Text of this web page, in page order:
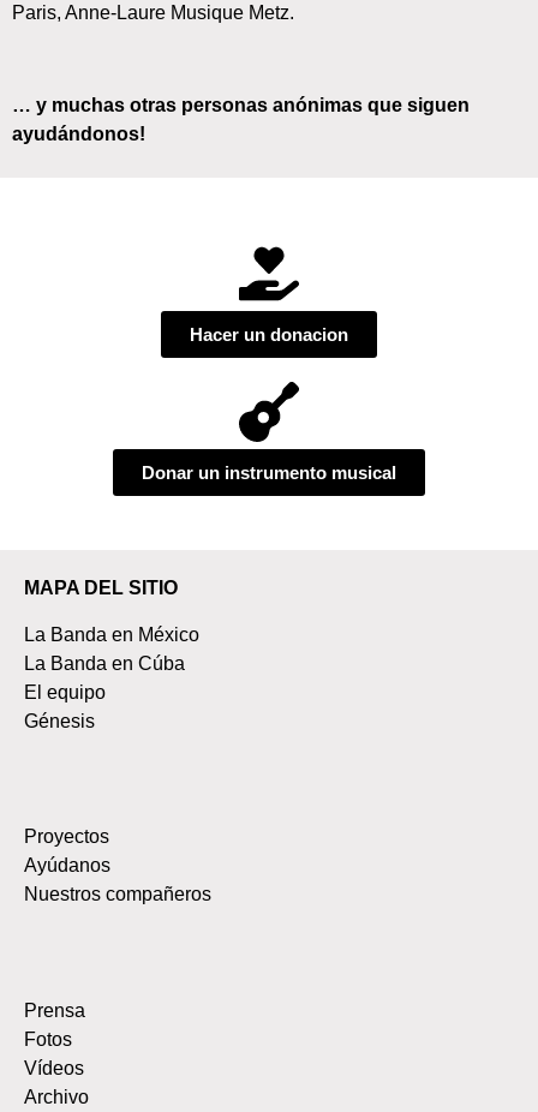
Paris, Anne-Laure Musique Metz.
… y muchas otras personas anónimas que siguen
ayudándonos!
Hacer un donacion
Donar un instrumento musical
MAPA DEL SITIO
La Banda en México
La Banda en Cúba
El equipo
Génesis
Proyectos
Ayúdanos
Nuestros compañeros
Prensa
Fotos
Vídeos
Archivo